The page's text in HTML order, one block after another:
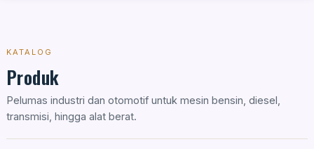
KATALOG
Produk
Pelumas industri dan otomotif untuk mesin bensin, diesel,
transmisi, hingga alat berat.